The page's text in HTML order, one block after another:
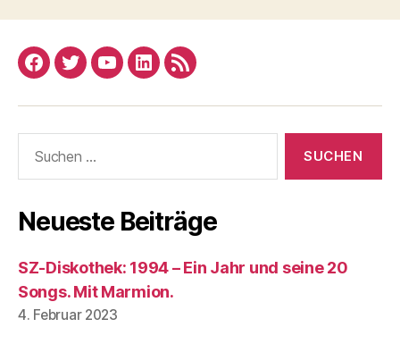
Facebook
TwitterYouTube
LinkedRSS
nach:
Neueste Beiträge
SZ-Diskothek: 1994 – Ein Jahr und seine 20
Songs. Mit Marmion.
4. Februar 2023